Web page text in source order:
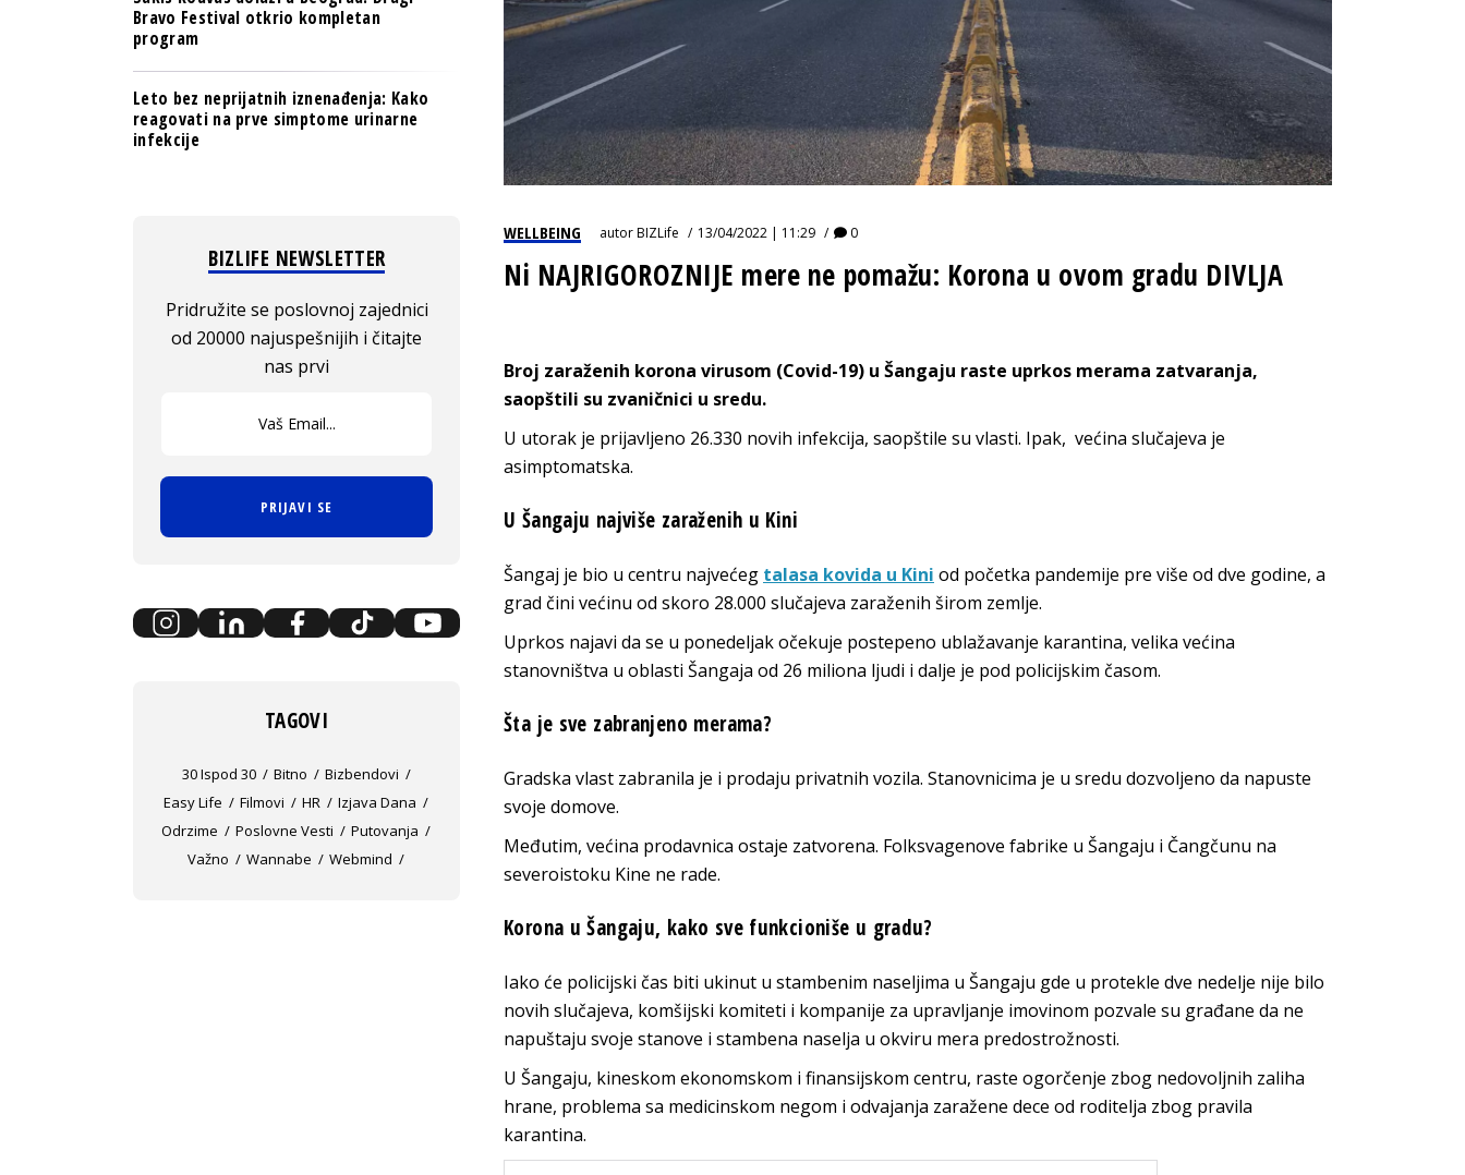
WELLBEING autorBIZLife 13/04/2022 | 11:29 0
Ni NAJRIGOROZNIJE mere ne pomažu: Korona u ovom gradu DIVLJA
Broj zaraženih korona virusom (Covid-19) u Šangaju raste uprkos merama zatvaranja,
saopštili su zvaničnici u sredu.
U utorak je prijavljeno 26.330 novih infekcija, saopštile su vlasti. Ipak, većina slučajeva je
asimptomatska.
U Šangaju najviše zaraženih u Kini
Šangaj je bio u centru najvećeg talasa kovida u Kini od početka pandemije pre više od dve godine, a
grad čini većinu od skoro 28.000 slučajeva zaraženih širom zemlje.
Uprkos najavi da se u ponedeljak očekuje postepeno ublažavanje karantina, velika većina
stanovništva u oblasti Šangaja od 26 miliona ljudi i dalje je pod policijskim časom.
Šta je sve zabranjeno merama?
Gradska vlast zabranila je i prodaju privatnih vozila. Stanovnicima je u sredu dozvoljeno da napuste
svoje domove.
Međutim, većina prodavnica ostaje zatvorena. Folksvagenove fabrike u Šangaju i Čangčunu na
severoistoku Kine ne rade.
Korona u Šangaju, kako sve funkcioniše u gradu?
Iako će policijski čas biti ukinut u stambenim naseljima u Šangaju gde u protekle dve nedelje nije bilo
novih slučajeva, komšijski komiteti i kompanije za upravljanje imovinom pozvale su građane da ne
napuštaju svoje stanove i stambena naselja u okviru mera predostrožnosti.
U Šangaju, kineskom ekonomskom i finansijskom centru, raste ogorčenje zbog nedovoljnih zaliha
hrane, problema sa medicinskom negom i odvajanja zaražene dece od roditelja zbog pravila
karantina.
Bravo Festival otkrio kompletan
program
Leto bez neprijatnih iznenađenja: Kako
reagovati na prve simptome urinarne
infekcije
BIZLIFE NEWSLETTER
Pridružite se poslovnoj zajednici
od 20000 najuspešnijih i čitajte
nas prvi
PRIJAVI SE
TAGOVI
30 Ispod 30 Bitno
Bizbendovi
Easy Life
Filmovi HR
Izjava Dana
Odrzime
Poslovne Vesti
Putovanja
Važno
Wannabe Webmind